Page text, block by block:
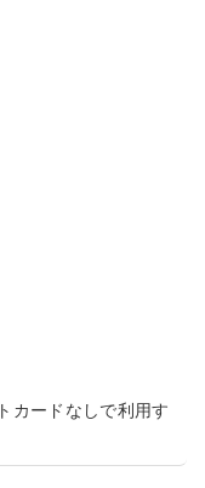
カードなしで利用す